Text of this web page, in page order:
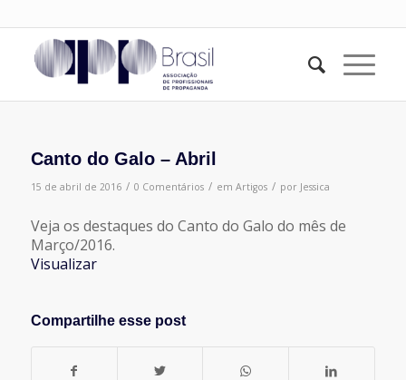
Canto do Galo – Abril
15 de abril de 2016 / 0 Comentários / em Artigos / por Jessica
Veja os destaques do Canto do Galo do mês de
Março/2016.
Visualizar
Compartilhe esse post